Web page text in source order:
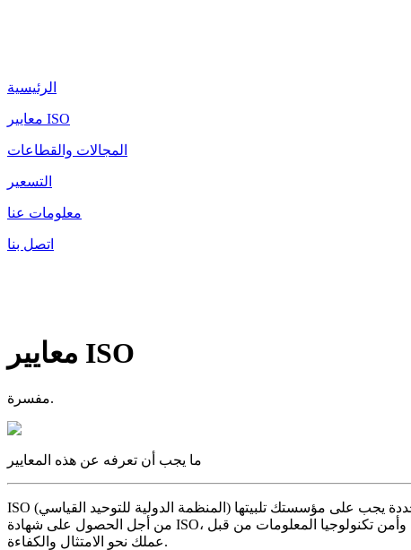
الرئيسية
معايير ISO
المجالات والقطاعات
التسعير
معلومات عنا
اتصل بنا
معايير ISO
مفسرة.
ما يجب أن تعرفه عن هذه المعايير
ISO (المنظمة الدولية للتوحيد القياسي) هي منظمة دولية تضم هيئات المعايير الوطنية من أكثر من 160 دولة وقد وضعت معايير مختلفة لمجموعة من الصناعات. هناك شروط محددة يجب على مؤسستك تلبيتها
من أجل الحصول على شهادة ISO، سواء في الإدارة أو الإنتاج أو التجارة أو التصنيع. تم تطوير معايير إدارة الجودة والبيئة والصحة والسلامة والطاقة وسلامة الغذاء وأمن تكنولوجيا المعلومات من قبل ISO لتوجيه
عملك نحو الامتثال والكفاءة.